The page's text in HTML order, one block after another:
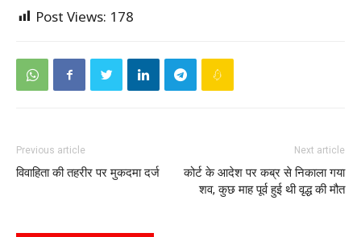
Post Views: 178
Previous article
विवाहिता की तहरीर पर मुकदमा दर्ज
Next article
कोर्ट के आदेश पर कब्र से निकाला गया
शव, कुछ माह पूर्व हुई थी वृद्ध की मौत